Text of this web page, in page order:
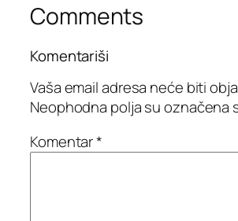
Comments
Komentariši
Vaša email adresa neće biti
Neophodna polja su označena
Komentar*